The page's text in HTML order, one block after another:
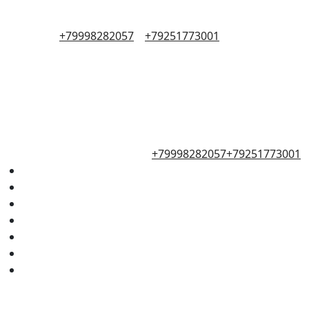
+79998282057 +79251773001
+79998282057+79251773001